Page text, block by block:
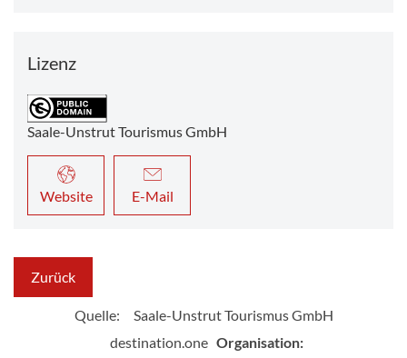
Lizenz
Saale-Unstrut Tourismus GmbH
Website E-Mail
Zurück
Quelle:
Saale-Unstrut Tourismus GmbH
destination.one Organisation: